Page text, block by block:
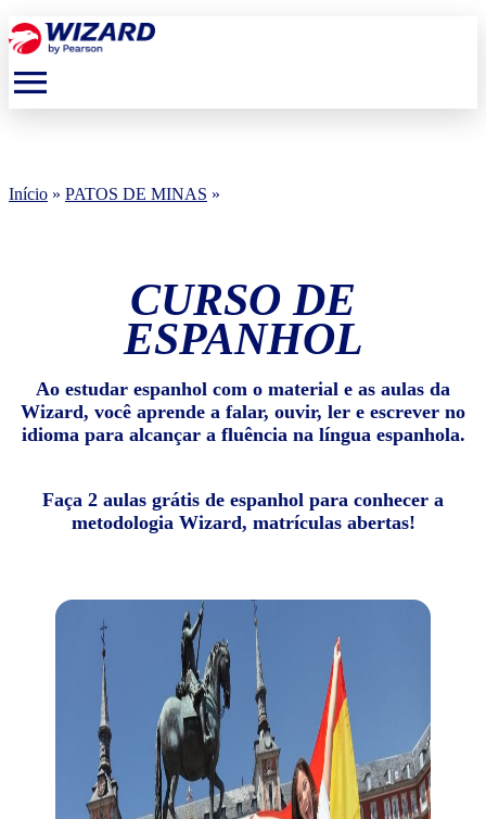
menu
Início » PATOS DE MINAS »
CURSO DE
ESPANHOL
Ao estudar espanhol com o material e as aulas da
Wizard, você aprende a falar, ouvir, ler e escrever no
idioma para alcançar a fluência na língua espanhola.
Faça 2 aulas grátis de espanhol para conhecer a
metodologia Wizard, matrículas abertas!